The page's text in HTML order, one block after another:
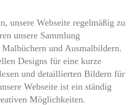
unsere Webseite regelmäßig zu
unsere Sammlung
und Ausmalbildern.
Designs für eine kurze
und detaillierten Bildern für
Webseite ist ein ständig
Möglichkeiten.